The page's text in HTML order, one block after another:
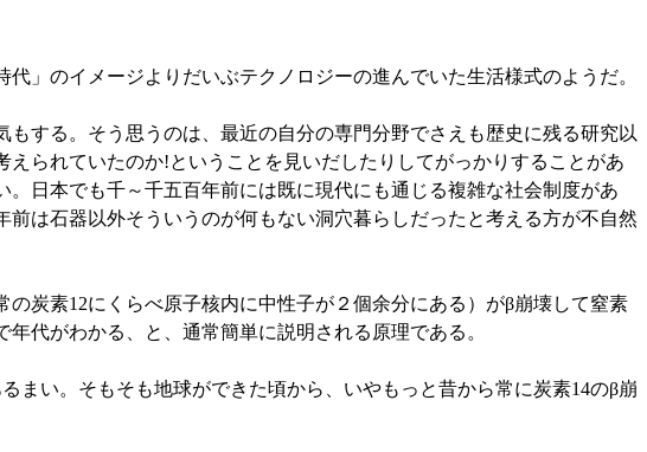
」のイメージよりだいぶテクノロジーの進んでいた生活様式のようだ。
する。そう思うのは、最近の自分の専門分野でさえも歴史に残る研究以
られていたのか!ということを見いだしたりしてがっかりすることがあ
日本でも千～千五百年前には既に現代にも通じる複雑な社会制度があ
は石器以外そういうのが何もない洞穴暮らしだったと考える方が不自然
炭素12にくらべ原子核内に中性子が２個余分にある）がβ崩壊して窒素
代がわかる、と、通常簡単に説明される原理である。
まい。そもそも地球ができた頃から、いやもっと昔から常に炭素14のβ崩